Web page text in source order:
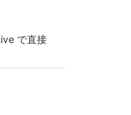
で直接